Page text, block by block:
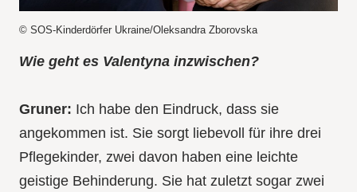
© SOS-Kinderdörfer Ukraine/Oleksandra Zborovska
Wie geht es Valentyna inzwischen?
Gruner: Ich habe den Eindruck, dass sie
angekommen ist. Sie sorgt liebevoll für ihre drei
Pflegekinder, zwei davon haben eine leichte
geistige Behinderung. Sie hat zuletzt sogar zwei